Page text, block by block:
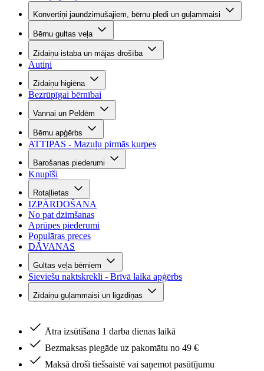
Konvertiņi jaundzimušajiem, bērnu pledi un guļammaisi
Bērnu gultas veļa
Zīdaiņu istaba un mājas drošība
Autiņi
Zīdaiņu higiēna
Bezrūpīgai bērnībai
Vannai un Peldēm
Bērnu apģērbs
ATTIPAS - Mazuļu pirmās kurpes
Barošanas piederumi
Knupīši
Rotaļlietas
IZPĀRDOŠANA
No pat dzimšanas
Aprūpes piederumi
Populāras preces
DĀVANAS
Gultas veļa bērniem
Sieviešu naktskrekli - Brīvā laika apģērbs
Zīdaiņu guļammaisi un ligzdiņas
Ātra izsūtīšana 1 darba dienas laikā
Bezmaksas piegāde uz pakomātu no 49 €
Maksā droši tiešsaistē vai saņemot pasūtījumu